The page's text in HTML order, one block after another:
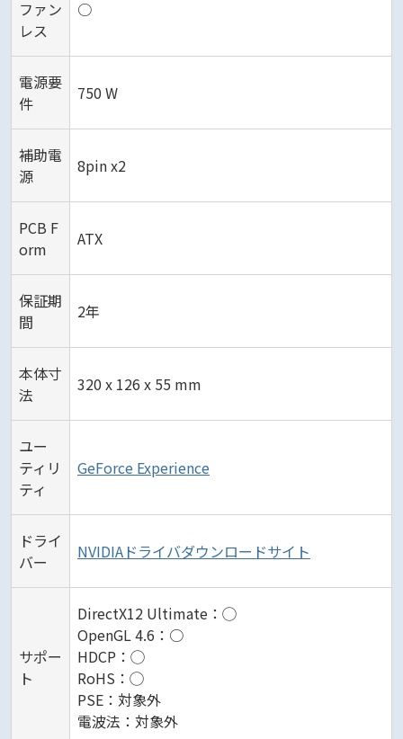
ファン
レス
○
電源要
件
750 W
補助電
源
8pin x2
PCB F
orm
ATX
保証期
間
2年
本体寸
法
320 x 126 x 55 mm
ユー
ティリ
ティ
GeForce Experience
ドライ
バー
NVIDIAドライバダウンロードサイト
サポー
ト
DirectX12 Ultimate：◯
OpenGL 4.6：○
HDCP：◯
RoHS：◯
PSE：対象外
電波法：対象外